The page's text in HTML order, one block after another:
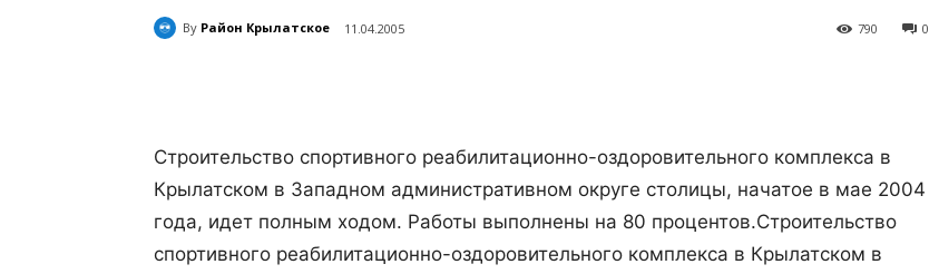
By Район Крылатское 11.04.2005 0
790
Строительство спортивного реабилитационно-оздоровительного комплекса в
Крылатском в Западном административном округе столицы, начатое в мае 2004
года, идет полным ходом. Работы выполнены на 80 процентов.Строительство
спортивного реабилитационно-оздоровительного комплекса в Крылатском в